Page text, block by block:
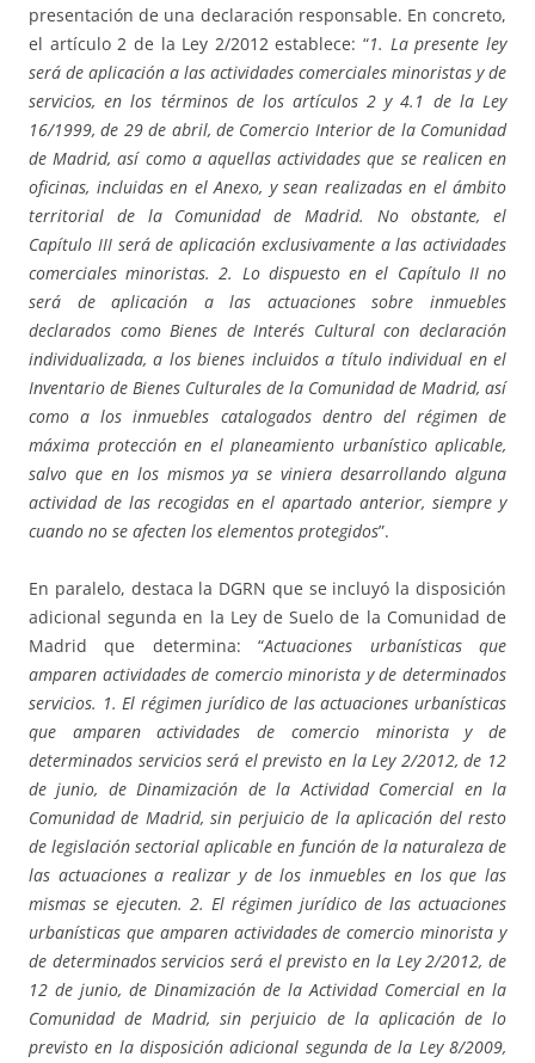
presentación de una declaración responsable. En concreto,
el artículo 2 de la Ley 2/2012 establece: “1. La presente ley
será de aplicación a las actividades comerciales minoristas y de
servicios, en los términos de los artículos 2 y 4.1 de la Ley
16/1999, de 29 de abril, de Comercio Interior de la Comunidad
de Madrid, así como a aquellas actividades que se realicen en
oficinas, incluidas en el Anexo, y sean realizadas en el ámbito
territorial de la Comunidad de Madrid. No obstante, el
Capítulo III será de aplicación exclusivamente a las actividades
comerciales minoristas. 2. Lo dispuesto en el Capítulo II no
será de aplicación a las actuaciones sobre inmuebles
declarados como Bienes de Interés Cultural con declaración
individualizada, a los bienes incluidos a título individual en el
Inventario de Bienes Culturales de la Comunidad de Madrid, así
como a los inmuebles catalogados dentro del régimen de
máxima protección en el planeamiento urbanístico aplicable,
salvo que en los mismos ya se viniera desarrollando alguna
actividad de las recogidas en el apartado anterior, siempre y
cuando no se afecten los elementos protegidos”.
En paralelo, destaca la DGRN que se incluyó la disposición
adicional segunda en la Ley de Suelo de la Comunidad de
Madrid que determina: “Actuaciones urbanísticas que
amparen actividades de comercio minorista y de determinados
servicios. 1. El régimen jurídico de las actuaciones urbanísticas
que amparen actividades de comercio minorista y de
determinados servicios será el previsto en la Ley 2/2012, de 12
de junio, de Dinamización de la Actividad Comercial en la
Comunidad de Madrid, sin perjuicio de la aplicación del resto
de legislación sectorial aplicable en función de la naturaleza de
las actuaciones a realizar y de los inmuebles en los que las
mismas se ejecuten. 2. El régimen jurídico de las actuaciones
urbanísticas que amparen actividades de comercio minorista y
de determinados servicios será el previsto en la Ley 2/2012, de
12 de junio, de Dinamización de la Actividad Comercial en la
Comunidad de Madrid, sin perjuicio de la aplicación de lo
previsto en la disposición adicional segunda de la Ley 8/2009,